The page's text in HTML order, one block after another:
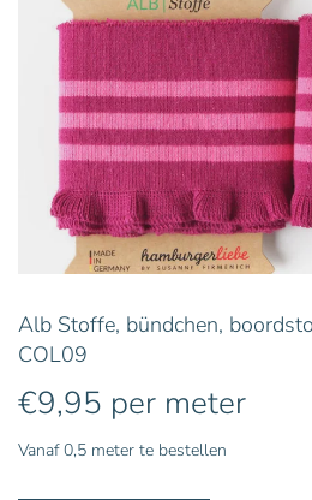
Alb Stoffe, bündchen,
COL09
€9,95 per meter
Vanaf 0,5 meter te bestellen